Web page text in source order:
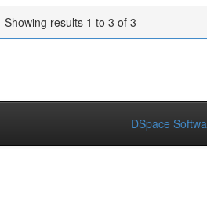
Showing results 1 to 3 of 3
DSpace